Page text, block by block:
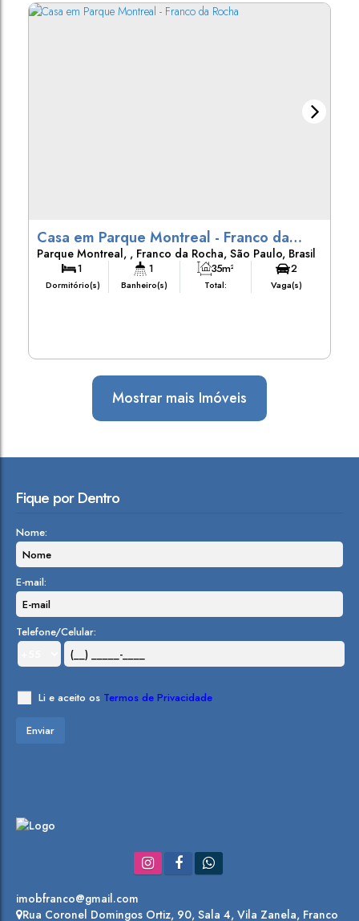
Casa em Parque Montreal - Franco da
Rocha
Parque Montreal , Franco da Rocha, São Paulo, Brasil
1
Dormitório(s)
1
Banheiro(s) Total:
35m² 2
Vaga(s)
Mostrar mais Imóveis
Fique por Dentro
Nome:
E-mail:
Telefone/Celular:
Li e aceito os Termos de Privacidade
imobfranco@gmail.com
Rua Coronel Domingos Ortiz, 90, Sala 4, Vila Zanela, Franco